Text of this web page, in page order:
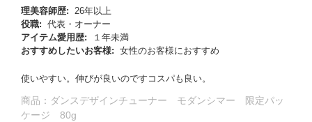
理美容師歴: 26年以上
役職: 代表・オーナー
アイテム愛用歴:
１年未満
おすすめしたいお客様: 女性のお客様におすすめ
使いやすい。伸びが良いのですコスパも良い。
商品： ダンスデザインチューナー モダンシマー 限定パッ
ケージ 80g